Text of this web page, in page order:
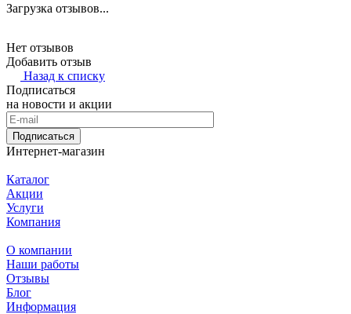
Загрузка отзывов...
Нет отзывов
Добавить отзыв
Назад к списку
Подписаться
на новости и акции
Подписаться
Интернет-магазин
Каталог
Акции
Услуги
Компания
О компании
Наши работы
Отзывы
Блог
Информация